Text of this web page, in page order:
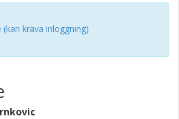
processing is closely related to
us recognize connections
provides a unified approach for
of both living and non-living
(kan kräva inloggning)